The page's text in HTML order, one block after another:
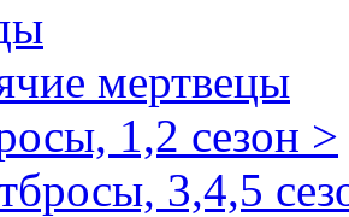
мертвецы
1,2 сезон >
3,4,5